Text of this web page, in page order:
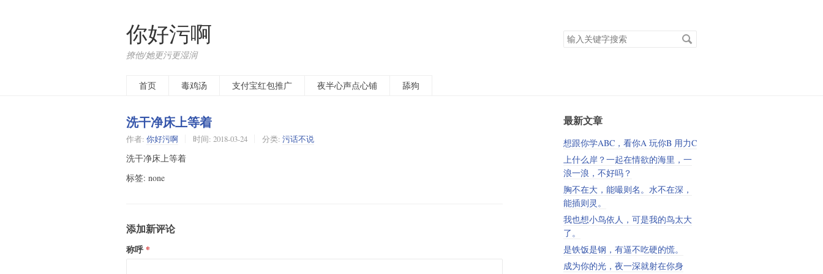
你好污啊
撩他/她更污更湿润
搜
索
首页
毒鸡汤 支付宝红包推广 夜半心声点心铺 舔狗
洗干净床上等着
作者: 你好污啊 时间: 2018-03-24 分类: 污话不说
洗干净床上等着
标签: none
添加新评论
称呼
最新文章
想跟你学ABC，看你A 玩你B 用力C
上什么岸？一起在情欲的海里，一
浪一浪，不好吗？
胸不在大，能嘬则名。水不在深，
能插则灵。
我也想小鸟依人，可是我的鸟太大
了。
是铁饭是钢，有逼不吃硬的慌。
成为你的光，夜一深就射在你身